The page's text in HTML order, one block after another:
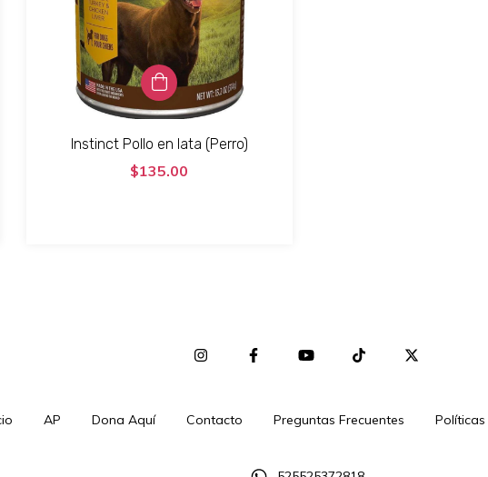
Instinct Pollo en lata (Perro)
$135.00
AP Dona Aquí Contacto Preguntas Frecuentes